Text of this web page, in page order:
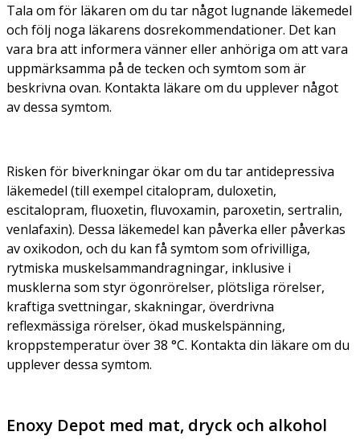
Tala om för läkaren om du tar något lugnande läkemedel
och följ noga läkarens dosrekommendationer. Det kan
vara bra att informera vänner eller anhöriga om att vara
uppmärksamma på de tecken och symtom som är
beskrivna ovan. Kontakta läkare om du upplever något
av dessa symtom.
Risken för biverkningar ökar om du tar antidepressiva
läkemedel (till exempel citalopram, duloxetin,
escitalopram, fluoxetin, fluvoxamin, paroxetin, sertralin,
venlafaxin). Dessa läkemedel kan påverka eller påverkas
av oxikodon, och du kan få symtom som ofrivilliga,
rytmiska muskelsammandragningar, inklusive i
musklerna som styr ögonrörelser, plötsliga rörelser,
kraftiga svettningar, skakningar, överdrivna
reflexmässiga rörelser, ökad muskelspänning,
kroppstemperatur över 38 °C. Kontakta din läkare om du
upplever dessa symtom.
Enoxy Depot med mat, dryck och alkohol